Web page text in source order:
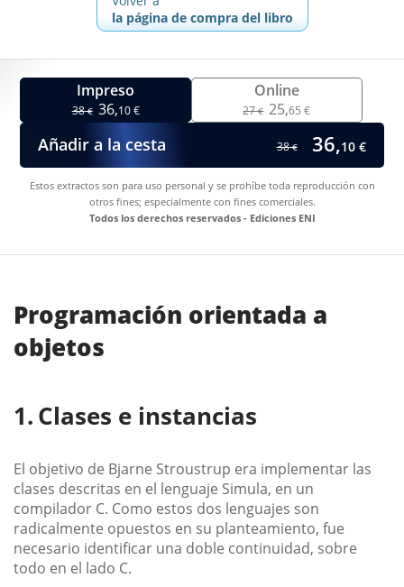
la página de compra del libro
Impreso
38€ 36,10 €
Online
27€ 25,65 €
Añadir a la cesta 38€ 36,10 €
Estos extractos son para uso personal y se prohíbe toda reproducción con
otros fines; especialmente con fines comerciales.
Todos los derechos reservados - Ediciones ENI
Programación orientada a
objetos
Clases e instancias
El objetivo de Bjarne Stroustrup era implementar las
clases descritas en el lenguaje Simula, en un
compilador C. Como estos dos lenguajes son
radicalmente opuestos en su planteamiento, fue
necesario identificar una doble continuidad, sobre
todo en el lado C.